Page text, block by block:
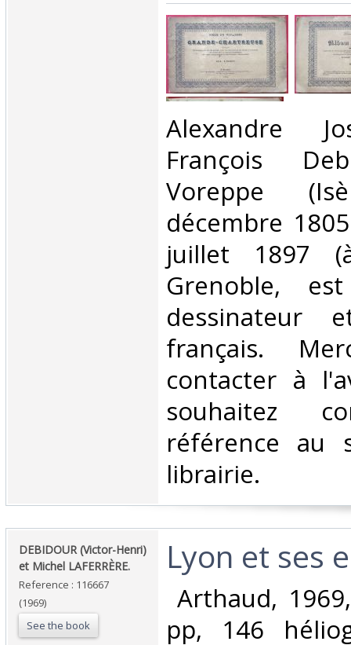
‎Alexandre
François
Voreppe
décembre
juillet 1897
Grenoble,
dessinateur
français.
contacter à
souhaitez
référence au
librairie.‎
‎DEBIDOUR (Victor-Henri)
et Michel LAFERRÈRE.‎
Reference : 116667
(1969)
See the book
‎Lyon et ses
Arthaud,
pp, 146